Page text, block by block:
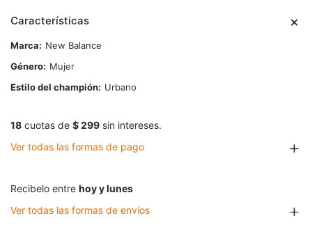
Características
Marca
New Balance
Género
Mujer
Estilo del champión
Urbano
18 cuotas de $ 299 sin intereses.
Ver todas las formas de pago
Recibelo entre hoy y lunes
Ver todas las formas de envíos